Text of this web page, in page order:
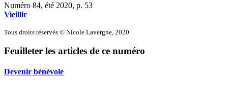
Numéro 84, été 2020, p. 53
Vieillir
Tous droits réservés © Nicole Lavergne, 2020
Feuilleter les articles de ce numéro
Devenir bénévole